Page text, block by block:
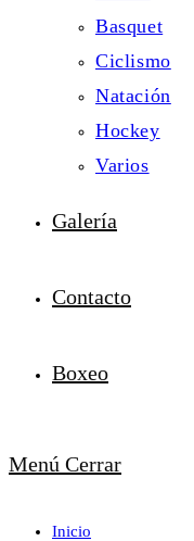
Basquet
Ciclismo
Natación
Hockey
Varios
Galería
Contacto
Boxeo
Menú Cerrar
Inicio